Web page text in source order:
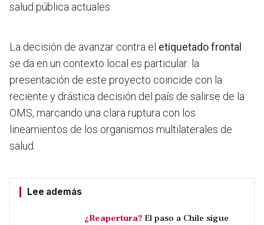
salud pública actuales.
La decisión de avanzar contra el etiquetado frontal
se da en un contexto local es particular: la
presentación de este proyecto coincide con la
reciente y drástica decisión del país de salirse de la
OMS, marcando una clara ruptura con los
lineamientos de los organismos multilaterales de
salud.
Lee además
¿Reapertura? El paso a Chile sigue